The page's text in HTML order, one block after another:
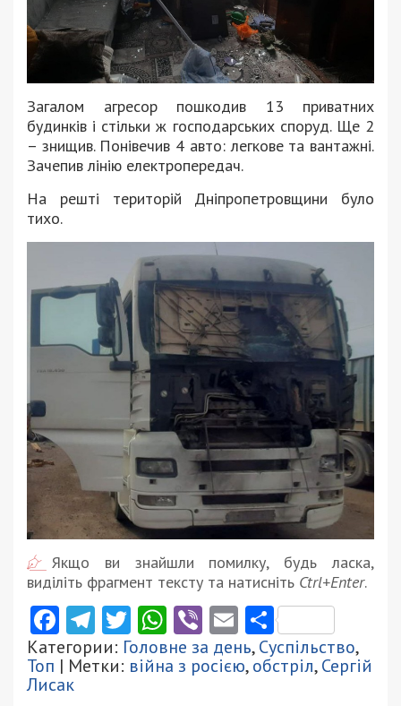
Загалом агресор пошкодив 13 приватних
будинків і стільки ж господарських споруд. Ще 2
– знищив. Понівечив 4 авто: легкове та вантажні.
Зачепив лінію електропередач.
На решті територій Дніпропетровщини було
тихо.
Якщо ви знайшли помилку, будь ласка,
виділіть фрагмент тексту та натисніть Ctrl+Enter.
Facebook
Telegram
Twitter
WhatsApp
ViberEmail
Категории: Головне за день,Суспільство,
Топ | Метки: війна з росією,обстріл,Сергій
Лисак